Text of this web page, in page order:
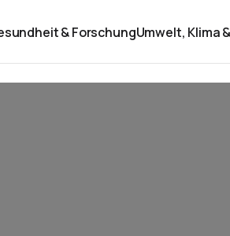
& ForschungUmwelt, Klima